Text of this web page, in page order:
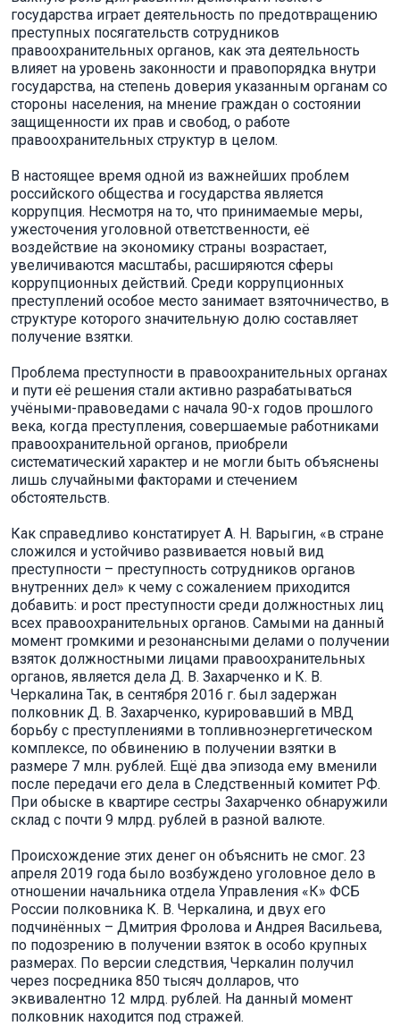
государства играет деятельность по предотвращению
преступных посягательств сотрудников
правоохранительных органов, как эта деятельность
влияет на уровень законности и правопорядка внутри
государства, на степень доверия указанным органам со
стороны населения, на мнение граждан о состоянии
защищенности их прав и свобод, о работе
правоохранительных структур в целом.
В настоящее время одной из важнейших проблем
российского общества и государства является
коррупция. Несмотря на то, что принимаемые меры,
ужесточения уголовной ответственности, её
воздействие на экономику страны возрастает,
увеличиваются масштабы, расширяются сферы
коррупционных действий. Среди коррупционных
преступлений особое место занимает взяточничество, в
структуре которого значительную долю составляет
получение взятки.
Проблема преступности в правоохранительных органах
и пути её решения стали активно разрабатываться
учёными-правоведами с начала 90-х годов прошлого
века, когда преступления, совершаемые работниками
правоохранительной органов, приобрели
систематический характер и не могли быть объяснены
лишь случайными факторами и стечением
обстоятельств.
Как справедливо констатирует А. Н. Варыгин, «в стране
сложился и устойчиво развивается новый вид
преступности – преступность сотрудников органов
внутренних дел» к чему с сожалением приходится
добавить: и рост преступности среди должностных лиц
всех правоохранительных органов. Самыми на данный
момент громкими и резонансными делами о получении
взяток должностными лицами правоохранительных
органов, является дела Д. В. Захарченко и К. В.
Черкалина Так, в сентября 2016 г. был задержан
полковник Д. В. Захарченко, курировавший в МВД
борьбу с преступлениями в топливноэнергетическом
комплексе, по обвинению в получении взятки в
размере 7 млн. рублей. Ещё два эпизода ему вменили
после передачи его дела в Следственный комитет РФ.
При обыске в квартире сестры Захарченко обнаружили
склад с почти 9 млрд. рублей в разной валюте.
Происхождение этих денег он объяснить не смог. 23
апреля 2019 года было возбуждено уголовное дело в
отношении начальника отдела Управления «К» ФСБ
России полковника К. В. Черкалина, и двух его
подчинённых – Дмитрия Фролова и Андрея Васильева,
по подозрению в получении взяток в особо крупных
размерах. По версии следствия, Черкалин получил
через посредника 850 тысяч долларов, что
эквивалентно 12 млрд. рублей. На данный момент
полковник находится под стражей.